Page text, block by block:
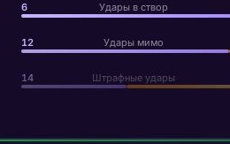
6 Удары в створ
12 Удары мимо
14 Штрафные удары